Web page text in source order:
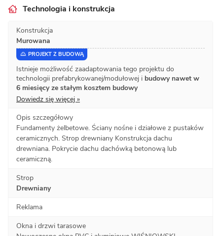
Technologia i konstrukcja
Konstrukcja
Murowana
PROJEKT Z BUDOWĄ
Istnieje możliwość zaadaptowania tego projektu do
technologii prefabrykowanej/modułowej i budowy nawet w
6 miesięcy ze stałym kosztem budowy
Dowiedz się więcej »
Opis szczegółowy
Fundamenty żelbetowe. Ściany nośne i działowe z pustaków
ceramicznych. Strop drewniany Konstrukcja dachu
drewniana. Pokrycie dachu dachówką betonową lub
ceramiczną.
Strop
Drewniany
Reklama
Okna i drzwi tarasowe